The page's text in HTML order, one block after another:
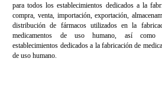
para todos los establecimientos dedicados a la
compra, venta, importación, exportación,
distribución de fármacos utilizados en la
medicamentos de uso humano, así
establecimientos dedicados a la fabricación de
de uso humano.